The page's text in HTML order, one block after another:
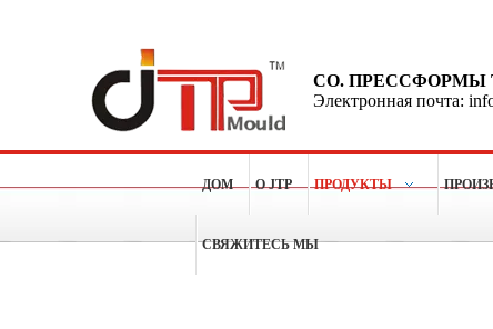
CO. ПРЕССФОРМЫ
Электронная почта:
ДОМ О JTP ПРОДУКТЫ
СВЯЖИТЕСЬ МЫ